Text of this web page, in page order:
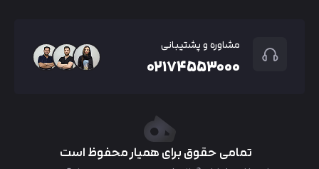
مشاوره و پشتیبانی
۰۲۱۷۴۵۵۳۰۰۰
تمامی حقوق برای همیار محفوظ است